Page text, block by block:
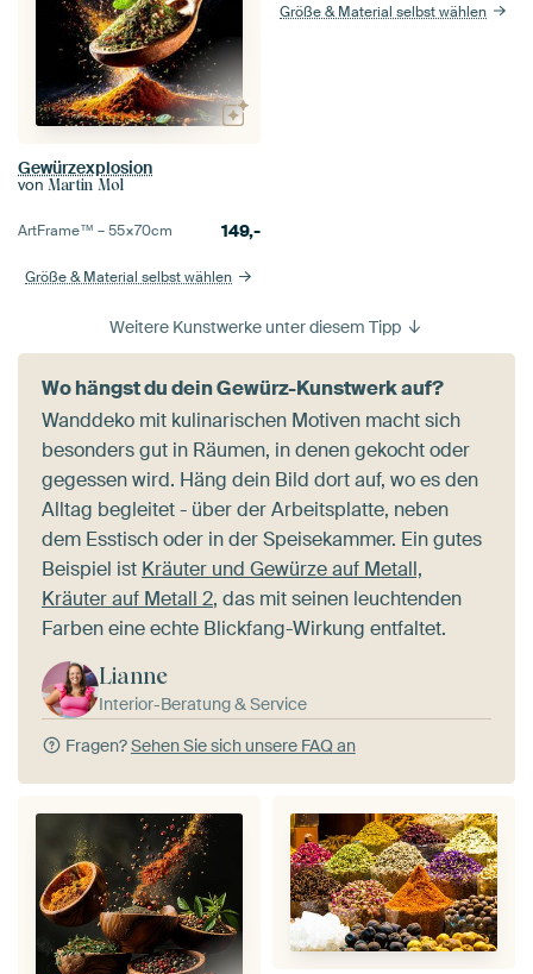
Gewürzexplosion
von Martin Mol
ArtFrame™ –55×70cm 149,-
Größe & Material selbst wählen
Größe & Material selbst wählen
Weitere Kunstwerke unter diesem Tipp
Wo hängst du dein Gewürz-Kunstwerk auf?
Wanddeko mit kulinarischen Motiven macht sich
besonders gut in Räumen, in denen gekocht oder
gegessen wird. Häng dein Bild dort auf, wo es den
Alltag begleitet - über der Arbeitsplatte, neben
dem Esstisch oder in der Speisekammer. Ein gutes
Beispiel ist Kräuter und Gewürze auf Metall,
Kräuter auf Metall 2, das mit seinen leuchtenden
Farben eine echte Blickfang-Wirkung entfaltet.
Lianne
Interior-Beratung & Service
Fragen?Sehen Sie sich unsere FAQ an